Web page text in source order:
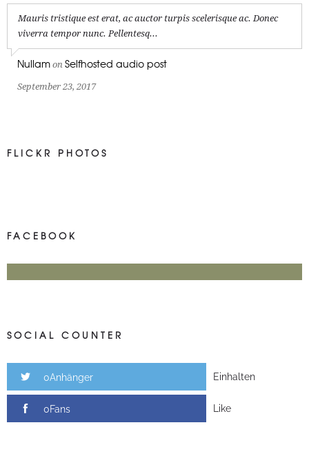
Mauris tristique est erat, ac auctor turpis scelerisque ac. Donec
viverra tempor nunc. Pellentesq...
Nullam on Selfhosted audio post
September 23, 2017
FLICKR PHOTOS
FACEBOOK
SOCIAL COUNTER
0Anhänger Einhalten
0Fans Like